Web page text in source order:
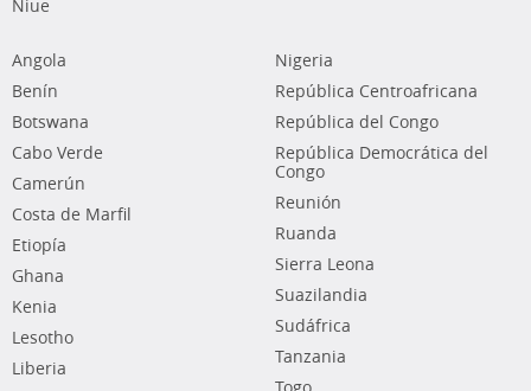
Niue
Angola
Benín
Botswana
Cabo Verde
Camerún
Costa de Marfil
Etiopía
Ghana
Kenia
Lesotho
Liberia
Nigeria
República Centroafricana
República del Congo
República Democrática del
Congo
Reunión
Ruanda
Sierra Leona
Suazilandia
Sudáfrica
Tanzania